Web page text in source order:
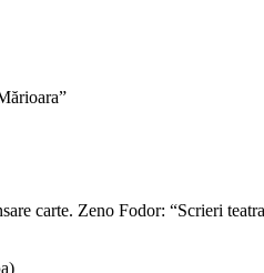
carte. Zeno Fodor: “Scrieri